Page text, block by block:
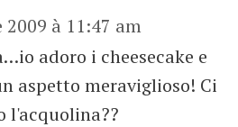
2009 à 11:47 am
adoro i cheesecake e
aspetto meraviglioso! Ci
l'acquolina??